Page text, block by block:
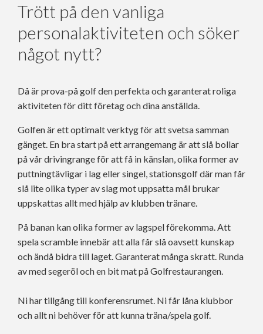
Trött på den vanliga
personalaktiviteten och söker
något nytt?
Då är prova-på golf den perfekta och garanterat roliga
aktiviteten för ditt företag och dina anställda.
Golfen är ett optimalt verktyg för att svetsa samman
gänget. En bra start på ett arrangemang är att slå bollar
på vår drivingrange för att få in känslan, olika former av
puttningtävligar i lag eller singel, stationsgolf där man får
slå lite olika typer av slag mot uppsatta mål brukar
uppskattas allt med hjälp av klubben tränare.
På banan kan olika former av lagspel förekomma. Att
spela scramble innebär att alla får slå oavsett kunskap
och ändå bidra till laget. Garanterat många skratt. Runda
av med segeröl och en bit mat på Golfrestaurangen.
Ni har tillgång till konferensrumet. Ni får låna klubbor
och allt ni behöver för att kunna träna/spela golf.